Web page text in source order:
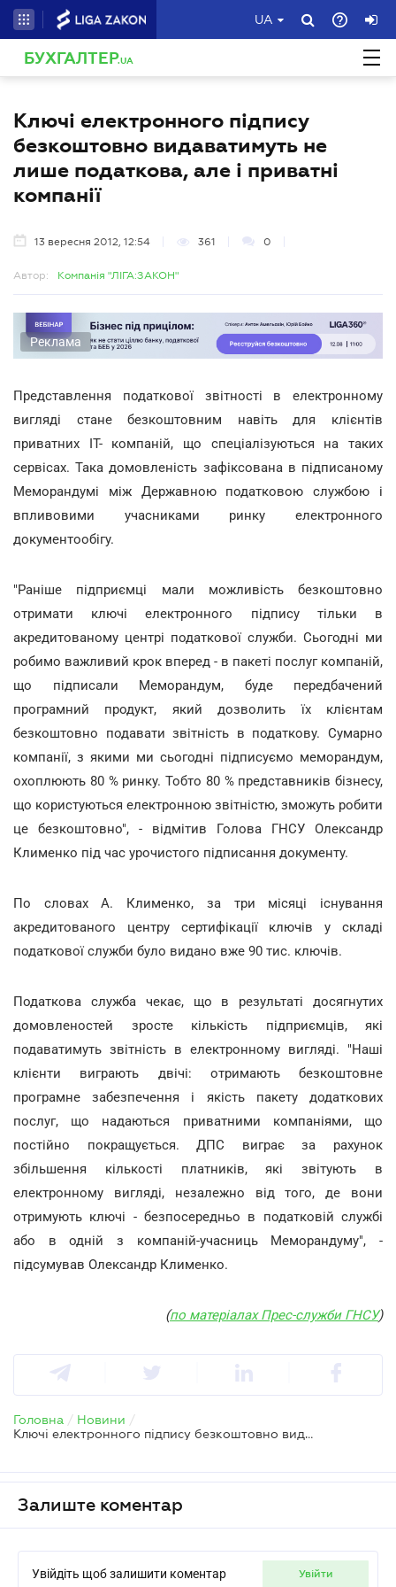
UA
БУХГАЛТЕР.UA
Ключі електронного підпису
безкоштовно видаватимуть не
лише податкова, але і приватні
компанії
13 вересня 2012, 12:54 361 0
Автор: Компанія "ЛІГА:ЗАКОН"
Реклама
Представлення податкової звітності в електронному
вигляді стане безкоштовним навіть для клієнтів
приватних IT- компаній, що спеціалізуються на таких
сервісах. Така домовленість зафіксована в підписаному
Меморандумі між Державною податковою службою і
впливовими учасниками ринку електронного
документообігу.
"Раніше підприємці мали можливість безкоштовно
отримати ключі електронного підпису тільки в
акредитованому центрі податкової служби. Сьогодні ми
робимо важливий крок вперед - в пакеті послуг компаній,
що підписали Меморандум, буде передбачений
програмний продукт, який дозволить їх клієнтам
безкоштовно подавати звітність в податкову. Сумарно
компанії, з якими ми сьогодні підписуємо меморандум,
охоплюють 80 % ринку. Тобто 80 % представників бізнесу,
що користуються електронною звітністю, зможуть робити
це безкоштовно", - відмітив Голова ГНСУ Олександр
Клименко під час урочистого підписання документу.
По словах А. Клименко, за три місяці існування
акредитованого центру сертифікації ключів у складі
податкової служби було видано вже 90 тис. ключів.
Податкова служба чекає, що в результаті досягнутих
домовленостей зросте кількість підприємців, які
подаватимуть звітність в електронному вигляді. "Наші
клієнти виграють двічі: отримають безкоштовне
програмне забезпечення і якість пакету додаткових
послуг, що надаються приватними компаніями, що
постійно покращується. ДПС виграє за рахунок
збільшення кількості платників, які звітують в
електронному вигляді, незалежно від того, де вони
отримують ключі - безпосередньо в податковій службі
або в одній з компаній-учасниць Меморандуму", -
підсумував Олександр Клименко.
(по матеріалах Прес-служби ГНСУ)
Головна / Новини /
Ключі електронного підпису безкоштовно видаватимуть не лише податкова, але і приватні компанії
Залиште коментар
Увійдіть щоб залишити коментар увійти